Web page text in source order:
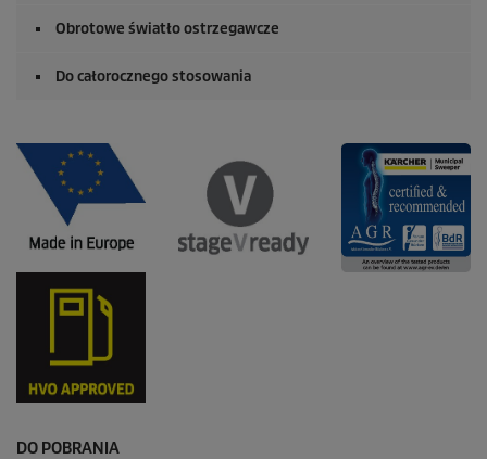
Obrotowe światło ostrzegawcze
Do całorocznego stosowania
DO POBRANIA